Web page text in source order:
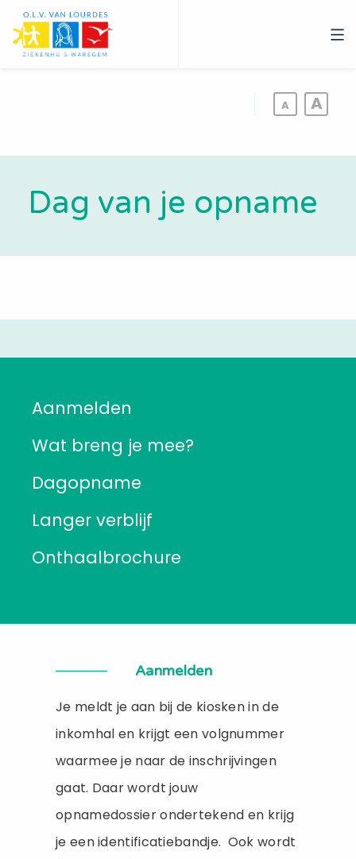
Overslaan
en
naar
Dag van je opname
Aanmelden
Wat breng je mee?
Dagopname
Langer verblijf
Onthaalbrochure
Aanmelden
Je meldt je aan bij de kiosken in de
inkomhal en krijgt een volgnummer
waarmee je naar de inschrijvingen
gaat. Daar wordt jouw
opnamedossier ondertekend en krijg
je een identificatiebandje. Ook wordt